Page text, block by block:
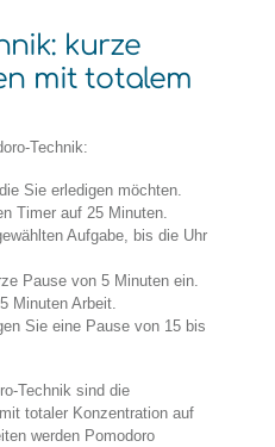
kurze
mit totalem
Technik:
Sie erledigen möchten.
Timer auf 25 Minuten.
Aufgabe, bis die Uhr
Pause von 5 Minuten ein.
Minuten Arbeit.
Sie eine Pause von 15 bis
Technik sind die
totaler Konzentration auf
werden Pomodoro